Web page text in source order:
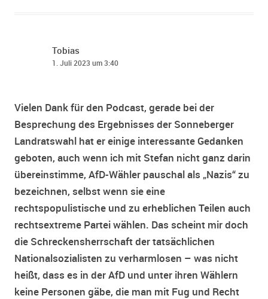
Tobias
1. Juli 2023 um 3:40
Vielen Dank für den Podcast, gerade bei der
Besprechung des Ergebnisses der Sonneberger
Landratswahl hat er einige interessante Gedanken
geboten, auch wenn ich mit Stefan nicht ganz darin
übereinstimme, AfD-Wähler pauschal als „Nazis“ zu
bezeichnen, selbst wenn sie eine
rechtspopulistische und zu erheblichen Teilen auch
rechtsextreme Partei wählen. Das scheint mir doch
die Schreckensherrschaft der tatsächlichen
Nationalsozialisten zu verharmlosen – was nicht
heißt, dass es in der AfD und unter ihren Wählern
keine Personen gäbe, die man mit Fug und Recht